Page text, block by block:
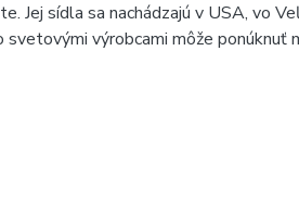
Jej sídla sa nachádzajú v USA, vo
výrobcami môže ponúknuť